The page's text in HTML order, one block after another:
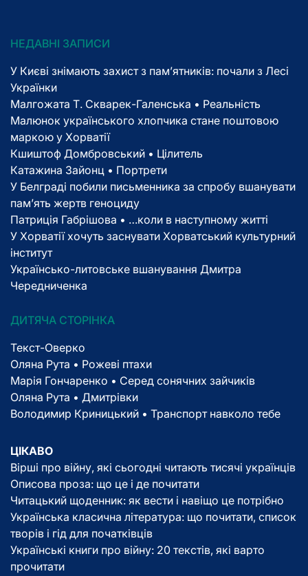
НЕДАВНІ ЗАПИСИ
У Києві знімають захист з пам’ятників: почали з Лесі
Українки
Малгожата Т. Скварек-Галенська • Реальність
Малюнок українського хлопчика стане поштовою
маркою у Хорватії
Кшиштоф Домбровський • Цілитель
Катажина Зайонц • Портрети
У Белграді побили письменника за спробу вшанувати
пам’ять жертв геноциду
Патриція Габрішова • …коли в наступному житті
У Хорватії хочуть заснувати Хорватський культурний
інститут
Українсько-литовське вшанування Дмитра
Чередниченка
ДИТЯЧА СТОРІНКА
Текст-Оверко
Оляна Рута • Рожеві птахи
Марія Гончаренко • Серед сонячних зайчиків
Оляна Рута • Дмитрівки
Володимир Криницький • Транспорт навколо тебе
ЦІКАВО
Вірші про війну, які сьогодні читають тисячі українців
Описова проза: що це і де почитати
Читацький щоденник: як вести і навіщо це потрібно
Українська класична література: що почитати, список
творів і гід для початківців
Українські книги про війну: 20 текстів, які варто
прочитати